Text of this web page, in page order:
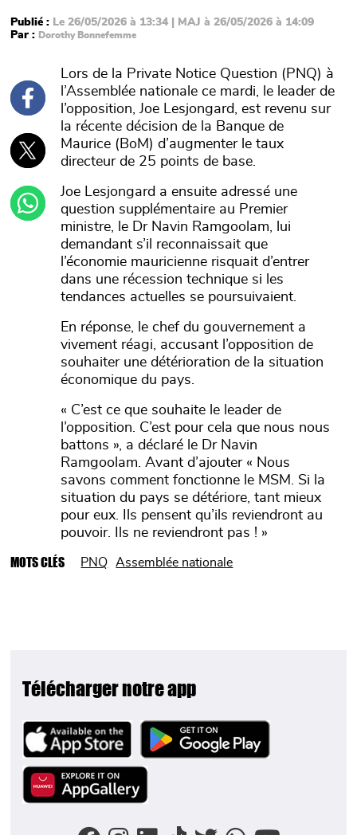
Publié : Le 26/05/2026 à 13:34 | MAJ à 26/05/2026 à 14:09
Par : Dorothy Bonnefemme
Lors de la Private Notice Question (PNQ) à
l’Assemblée nationale ce mardi, le leader de
l’opposition, Joe Lesjongard, est revenu sur
la récente décision de la Banque de
Maurice (BoM) d’augmenter le taux
directeur de 25 points de base.
Joe Lesjongard a ensuite adressé une
question supplémentaire au Premier
ministre, le Dr Navin Ramgoolam, lui
demandant s’il reconnaissait que
l’économie mauricienne risquait d’entrer
dans une récession technique si les
tendances actuelles se poursuivaient.
En réponse, le chef du gouvernement a
vivement réagi, accusant l’opposition de
souhaiter une détérioration de la situation
économique du pays.
« C’est ce que souhaite le leader de
l’opposition. C’est pour cela que nous nous
battons », a déclaré le Dr Navin
Ramgoolam. Avant d’ajouter « Nous
savons comment fonctionne le MSM. Si la
situation du pays se détériore, tant mieux
pour eux. Ils pensent qu’ils reviendront au
pouvoir. Ils ne reviendront pas ! »
MOTS CLÉS PNQ Assemblée nationale
Télécharger notre app
Image Image
Image